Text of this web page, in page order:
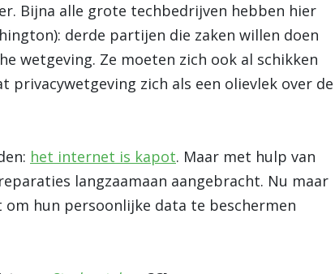
Bijna alle grote techbedrijven hebben hier
derde partijen die zaken willen doen
wetgeving. Ze moeten zich ook al schikken
zich als een olievlek over de
het internet is kapot. Maar met hulp van
langzaamaan aangebracht. Nu maar
hun persoonlijke data te beschermen